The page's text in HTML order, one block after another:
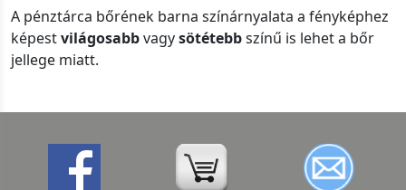
A pénztárca bőrének barna színárnyalata a fényképhez
képestvilágosabbvagysötétebbszínű is lehet a bőr
jellege miatt.